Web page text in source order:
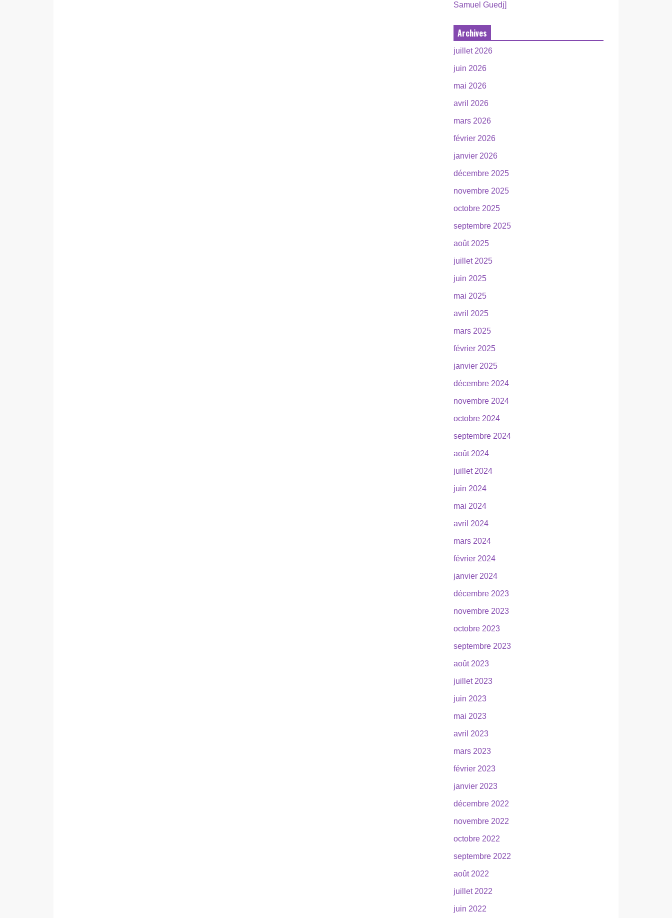
Samuel Guedj]
Archives
juillet 2026
juin 2026
mai 2026
avril 2026
mars 2026
février 2026
janvier 2026
décembre 2025
novembre 2025
octobre 2025
septembre 2025
août 2025
juillet 2025
juin 2025
mai 2025
avril 2025
mars 2025
février 2025
janvier 2025
décembre 2024
novembre 2024
octobre 2024
septembre 2024
août 2024
juillet 2024
juin 2024
mai 2024
avril 2024
mars 2024
février 2024
janvier 2024
décembre 2023
novembre 2023
octobre 2023
septembre 2023
août 2023
juillet 2023
juin 2023
mai 2023
avril 2023
mars 2023
février 2023
janvier 2023
décembre 2022
novembre 2022
octobre 2022
septembre 2022
août 2022
juillet 2022
juin 2022